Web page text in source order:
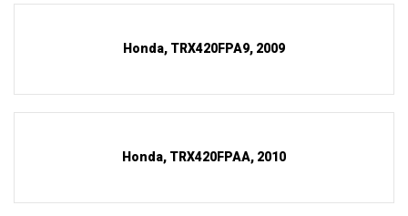
Honda, TRX420FPA9, 2009
Honda, TRX420FPAA, 2010